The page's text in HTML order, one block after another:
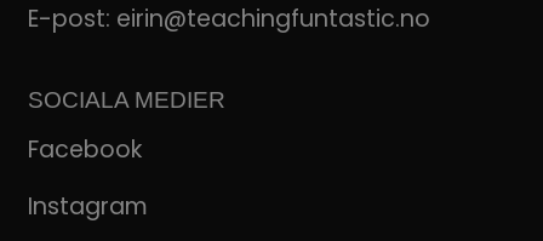
E-post: eirin@teachingfuntastic.no
SOCIALA MEDIER
Facebook
Instagram